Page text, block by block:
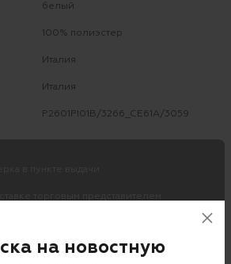
белый
100% полиэстер
Италия
Италия
P2601PI01B/3266_CE61A/3059
на новостную